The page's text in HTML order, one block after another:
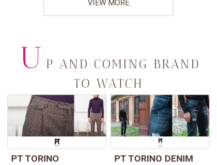
VIEW MORE
U P AND COMING BRAND
TO WATCH
PT TORINO PT TORINO DENIM